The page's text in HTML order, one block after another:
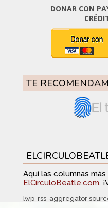
DONAR CON
TE
Aquí las columnas
ElCirculoBeatle.com.
[wp-rss-aggregator